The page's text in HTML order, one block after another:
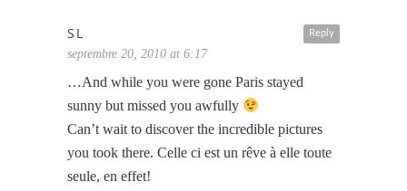
Reply
SL
septembre 20, 2010 at 6:17
…And while you were gone Paris stayed
sunny but missed you awfully
Can’t wait to discover the incredible pictures
you took there. Celle ci est un rêve à elle toute
seule, en effet!